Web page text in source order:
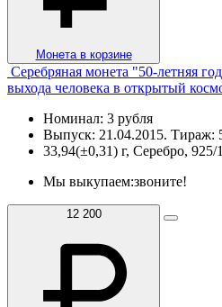
Монета в корзине
Серебряная монета "50-летняя
выхода человека в открытый
Номинал: 3 рубля
Выпуск: 21.04.2015. Тираж:
33,94(±0,31) г, Серебро, 925/
Мы выкупаем:звоните!
12 200